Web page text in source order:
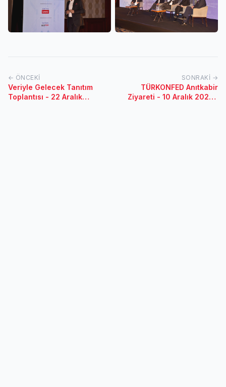
← ÖNCEKI
Veriyle Gelecek Tanıtım
Toplantısı - 22 Aralık
SONRAKI →
TÜRKONFED Anıtkabir
Ziyareti - 10 Aralık 2023 /